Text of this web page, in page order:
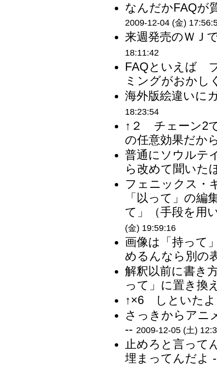
なんだかFAQが
2009-12-04 (金)
来週発売のＷＪ
18:11:42
FAQといえば
ミングがおかし
海外版絵違いに
18:23:54
↑２ チェーン2
の任意効果だか
普通にソウルテ
ら改めて聞いた
フェニックス・
「以って」の
て」（手段を用
(金) 19:59:16
画像は「持っ
めるんなら別の
解釈以前に書き
って」に置き換
↑×6 しといた
さっきからアニ
-- 2009-12-05 (土)
止めろと言って
埋まってんだよ